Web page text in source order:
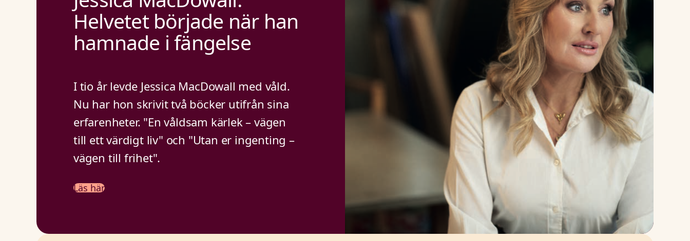
Helvetet började när han
hamnade i fängelse
I tio år levde Jessica MacDowall med våld.
Nu har hon skrivit två böcker utifrån sina
erfarenheter. "En våldsam kärlek – vägen
till ett värdigt liv" och "Utan er ingenting –
vägen till frihet".
Läs här